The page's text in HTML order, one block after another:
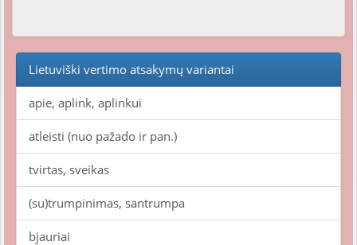
Lietuviški vertimo atsakymų variantai
apie, aplink, aplinkui
atleisti (nuo pažado ir pan.)
tvirtas, sveikas
(su)trumpinimas, santrumpa
bjauriai